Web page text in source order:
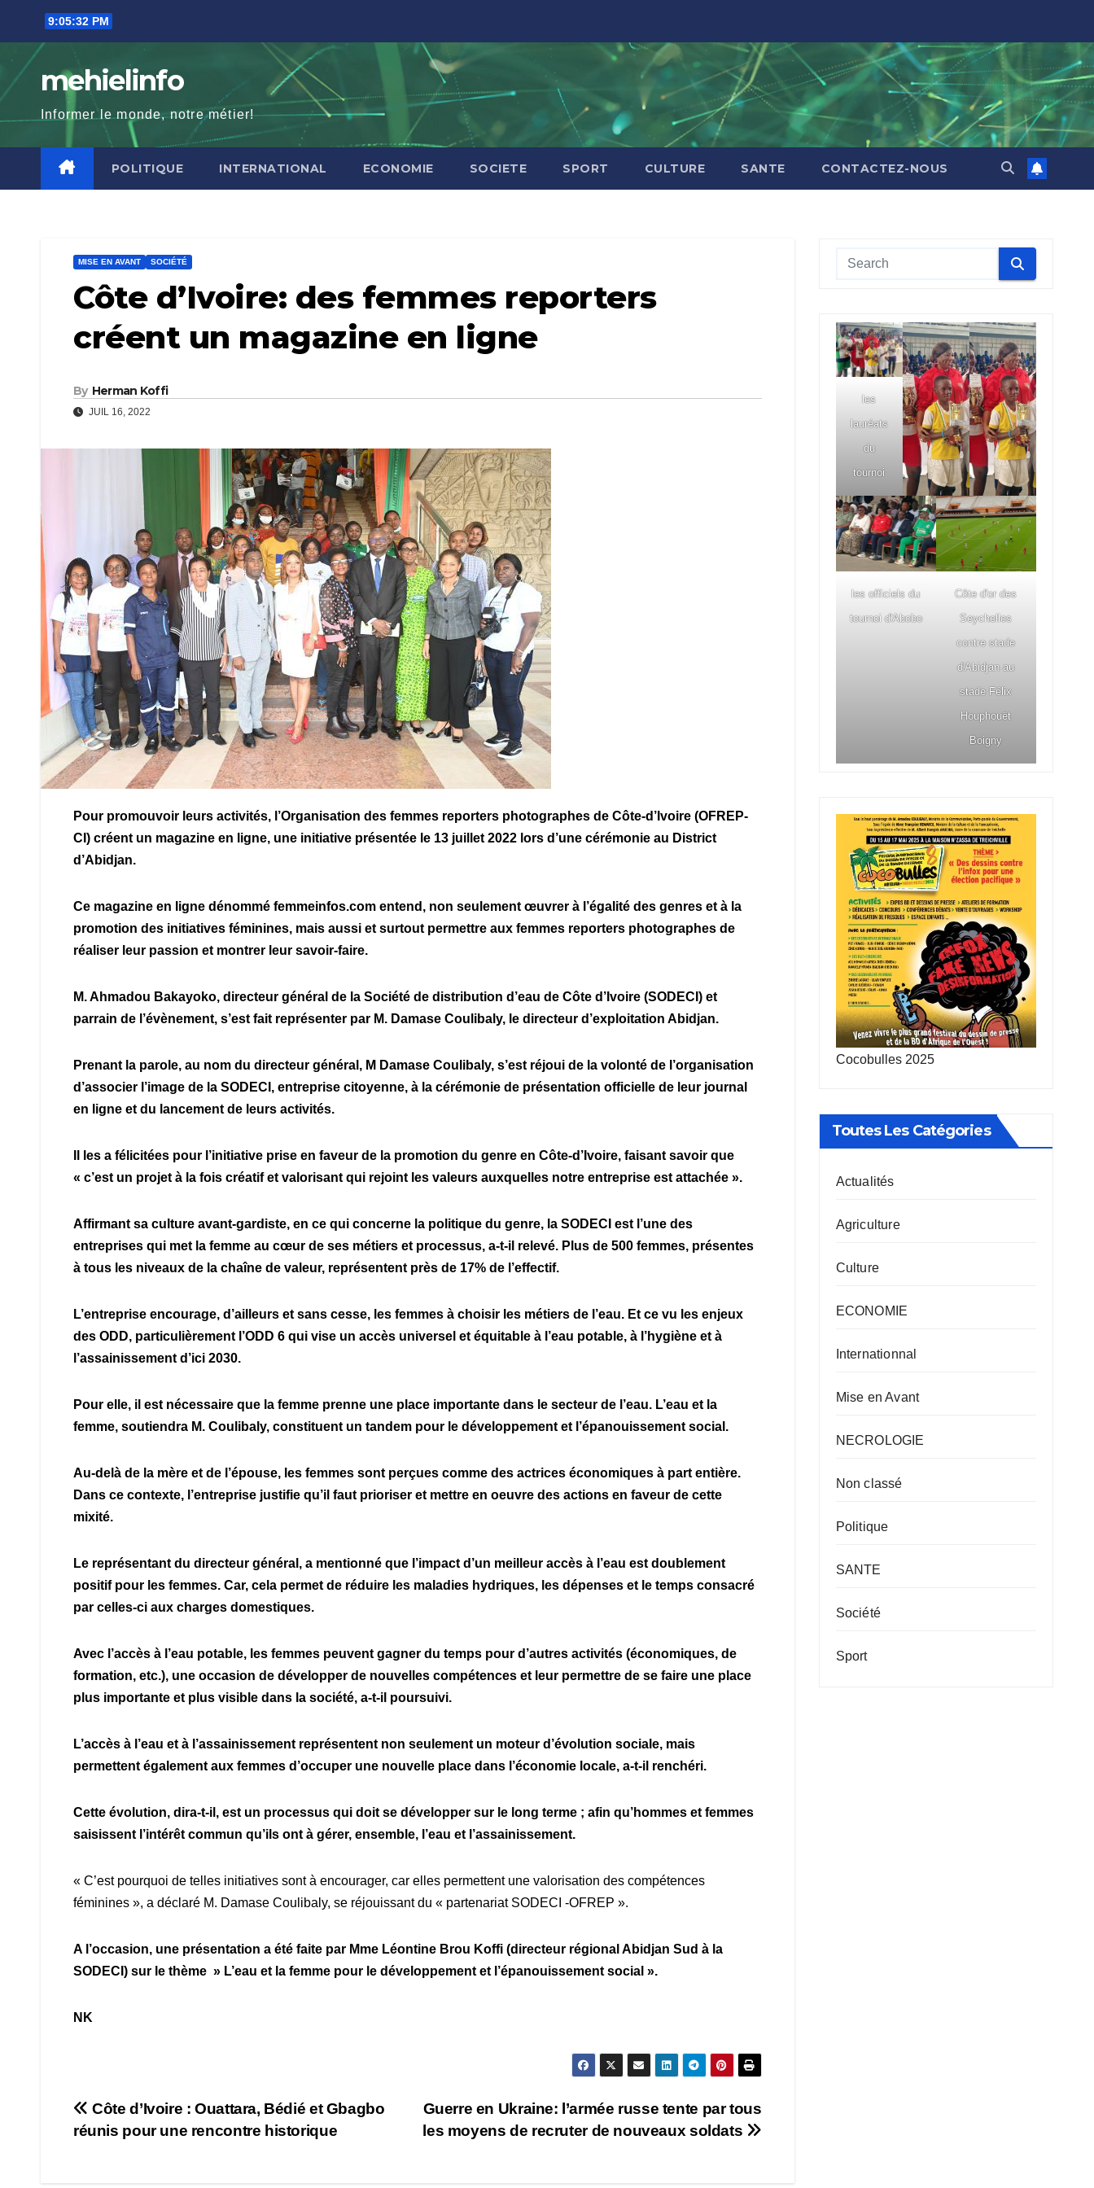
content
9:05:33 PM
mehielinfo
Informer le monde, notre métier!
POLITIQUE INTERNATIONAL ECONOMIE SOCIETE SPORT CULTURE SANTE CONTACTEZ-NOUS
MISE EN AVANT SOCIÉTÉ
Côte d’Ivoire: des femmes reporters
créent un magazine en ligne
By Herman Koffi
JUIL 16, 2022
Pour promouvoir leurs activités, l’Organisation des femmes reporters photographes de Côte-d’Ivoire (OFREP-
CI) créent un magazine en ligne, une initiative présentée le 13 juillet 2022 lors d’une cérémonie au District
d’Abidjan.
Ce magazine en ligne dénommé femmeinfos.com entend, non seulement œuvrer à l’égalité des genres et à la
promotion des initiatives féminines, mais aussi et surtout permettre aux femmes reporters photographes de
réaliser leur passion et montrer leur savoir-faire.
M. Ahmadou Bakayoko, directeur général de la Société de distribution d’eau de Côte d’Ivoire (SODECI) et
parrain de l’évènement, s’est fait représenter par M. Damase Coulibaly, le directeur d’exploitation Abidjan.
Prenant la parole, au nom du directeur général, M Damase Coulibaly, s’est réjoui de la volonté de l’organisation
d’associer l’image de la SODECI, entreprise citoyenne, à la cérémonie de présentation officielle de leur journal
en ligne et du lancement de leurs activités.
Il les a félicitées pour l’initiative prise en faveur de la promotion du genre en Côte-d’Ivoire, faisant savoir que
« c’est un projet à la fois créatif et valorisant qui rejoint les valeurs auxquelles notre entreprise est attachée ».
Affirmant sa culture avant-gardiste, en ce qui concerne la politique du genre, la SODECI est l’une des
entreprises qui met la femme au cœur de ses métiers et processus, a-t-il relevé. Plus de 500 femmes, présentes
à tous les niveaux de la chaîne de valeur, représentent près de 17% de l’effectif.
L’entreprise encourage, d’ailleurs et sans cesse, les femmes à choisir les métiers de l’eau. Et ce vu les enjeux
des ODD, particulièrement l’ODD 6 qui vise un accès universel et équitable à l’eau potable, à l’hygiène et à
l’assainissement d’ici 2030.
Pour elle, il est nécessaire que la femme prenne une place importante dans le secteur de l’eau. L’eau et la
femme, soutiendra M. Coulibaly, constituent un tandem pour le développement et l’épanouissement social.
Au-delà de la mère et de l’épouse, les femmes sont perçues comme des actrices économiques à part entière.
Dans ce contexte, l’entreprise justifie qu’il faut prioriser et mettre en oeuvre des actions en faveur de cette
mixité.
Le représentant du directeur général, a mentionné que l’impact d’un meilleur accès à l’eau est doublement
positif pour les femmes. Car, cela permet de réduire les maladies hydriques, les dépenses et le temps consacré
par celles-ci aux charges domestiques.
Avec l’accès à l’eau potable, les femmes peuvent gagner du temps pour d’autres activités (économiques, de
formation, etc.), une occasion de développer de nouvelles compétences et leur permettre de se faire une place
plus importante et plus visible dans la société, a-t-il poursuivi.
L’accès à l’eau et à l’assainissement représentent non seulement un moteur d’évolution sociale, mais
permettent également aux femmes d’occuper une nouvelle place dans l’économie locale, a-t-il renchéri.
Cette évolution, dira-t-il, est un processus qui doit se développer sur le long terme ; afin qu’hommes et femmes
saisissent l’intérêt commun qu’ils ont à gérer, ensemble, l’eau et l’assainissement.
« C’est pourquoi de telles initiatives sont à encourager, car elles permettent une valorisation des compétences
féminines », a déclaré M. Damase Coulibaly, se réjouissant du « partenariat SODECI -OFREP ».
A l’occasion, une présentation a été faite par Mme Léontine Brou Koffi (directeur régional Abidjan Sud à la
SODECI) sur le thème » L’eau et la femme pour le développement et l’épanouissement social ».
NK
Navigation
Guerre en Ukraine: l’armée russe tente par tous
les moyens de recruter de nouveaux soldats
Côte d’Ivoire : Ouattara, Bédié et Gbagbo
réunis pour une rencontre historique
les
lauréats
du
tournoi
les officiels du
tournoi d'Abobo
Côte d'or des
Seychelles
contre stade
d'Abidjan au
stade Félix
Houphouët
Boigny
Cocobulles 2025
Toutes Les Catégories
Actualités
Agriculture
Culture
ECONOMIE
Internationnal
Mise en Avant
NECROLOGIE
Non classé
Politique
SANTE
Société
Sport